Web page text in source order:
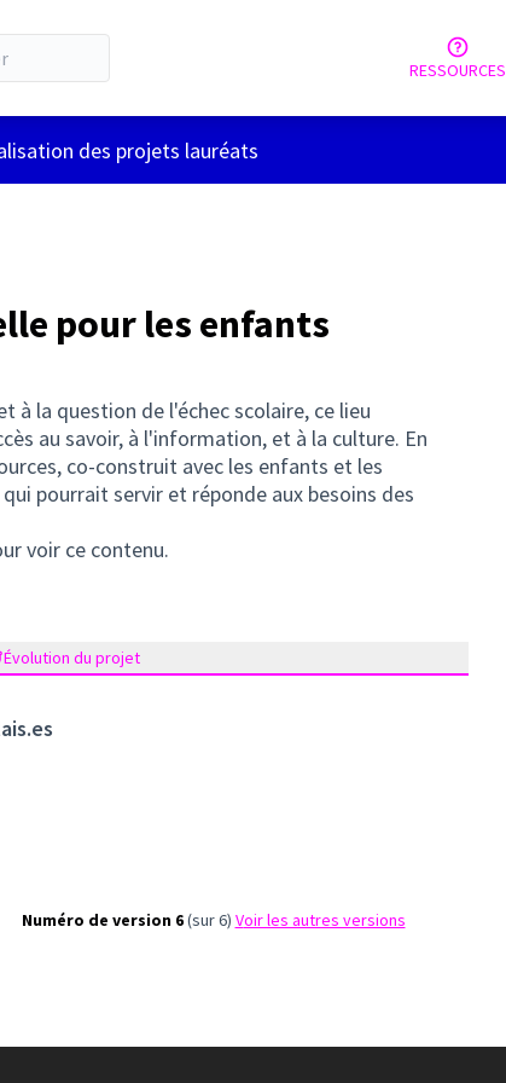
RESSOURCES
des projets lauréats
pour les enfants
à la question de l'échec scolaire, ce lieu
au savoir, à l'information, et à la culture. En
co-construit avec les enfants et les
pourrait servir et réponde aux besoins des
voir ce contenu.
Évolution du projet
Numéro de version 6(sur 6) voir les autres versions